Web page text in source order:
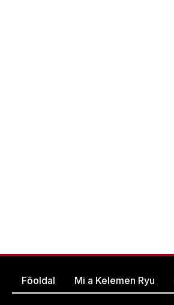
Főoldal Mi a Kelemen Ryu